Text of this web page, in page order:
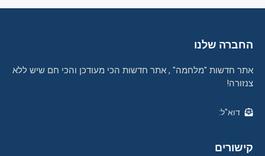
החברה שלנו
אתר חדשות "מלחמה" , אתר חדשות הכי מעודכן והכי חם שיש ללא
צנזורה!
דוא"ל:
קישורים